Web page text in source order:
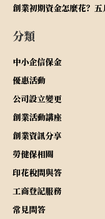
創業初期資金怎麼花？
分類
中小企信保金
優惠活動
公司設立變更
創業活動講座
創業資訊分享
勞健保相關
印花稅問與答
工商登記服務
常見問答